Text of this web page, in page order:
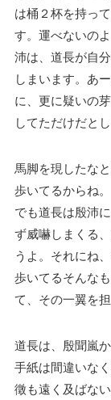
は桶２杯を持っ
す。運べないの
沛は、道長が自
しまいます。あ
に、更に疑いの
してただけだとし
馬脚を現したな
歩いてるからね。
でも道長は殷沛
ず威嚇しまくる
うよ。それにね
歩いてるそんな
て、その一翼を担
道長は、殷聞嵐
手紙は間違いな
徵も遠く及ばない